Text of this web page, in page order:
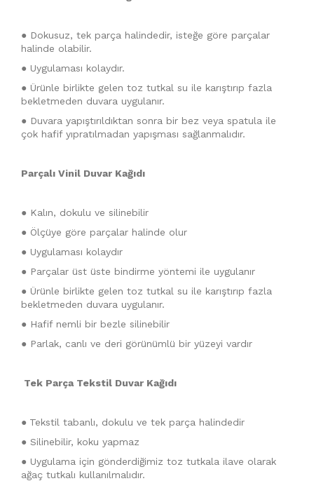
● Dokusuz, tek parça halindedir, isteğe göre parçalar
halinde olabilir.
● Uygulaması kolaydır.
● Ürünle birlikte gelen toz tutkal su ile karıştırıp fazla
bekletmeden duvara uygulanır.
● Duvara yapıştırıldıktan sonra bir bez veya spatula ile
çok hafif yıpratılmadan yapışması sağlanmalıdır.
Parçalı Vinil Duvar Kağıdı
● Kalın, dokulu ve silinebilir
● Ölçüye göre parçalar halinde olur
● Uygulaması kolaydır
● Parçalar üst üste bindirme yöntemi ile uygulanır
● Ürünle birlikte gelen toz tutkal su ile karıştırıp fazla
bekletmeden duvara uygulanır.
● Hafif nemli bir bezle silinebilir
● Parlak, canlı ve deri görünümlü bir yüzeyi vardır
Tek Parça Tekstil Duvar Kağıdı
● Tekstil tabanlı, dokulu ve tek parça halindedir
● Silinebilir, koku yapmaz
● Uygulama için gönderdiğimiz toz tutkala ilave olarak
ağaç tutkalı kullanılmalıdır.